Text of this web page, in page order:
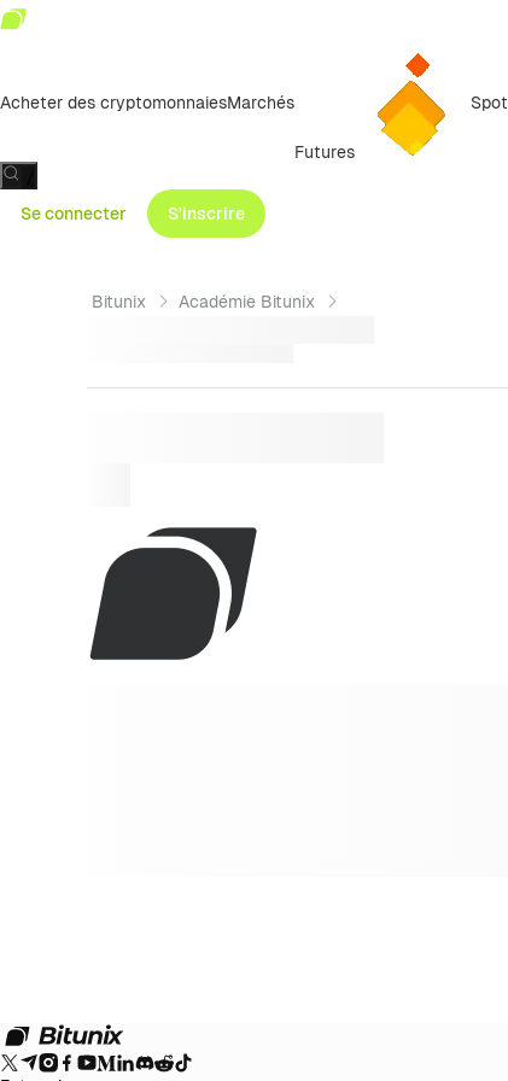
Acheter des cryptomonnaiesMarchés
Futures
Spot
Se connecter
S'inscrire
Bitunix Académie Bitunix